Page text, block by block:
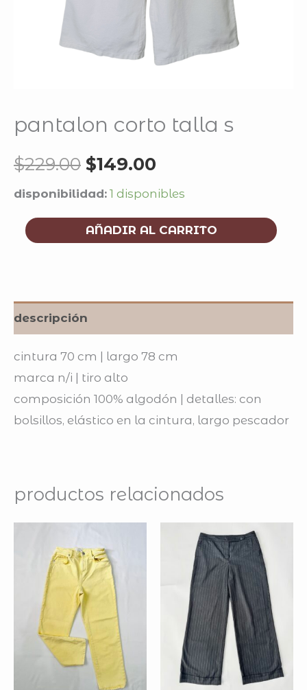
pantalon corto talla s
$229.00 $149.00
disponibilidad: 1 disponibles
AÑADIR AL CARRITO
descripción
cintura 70 cm | largo 78 cm
marca n/i | tiro alto
composición 100% algodón | detalles: con
bolsillos, elástico en la cintura, largo pescador
productos relacionados